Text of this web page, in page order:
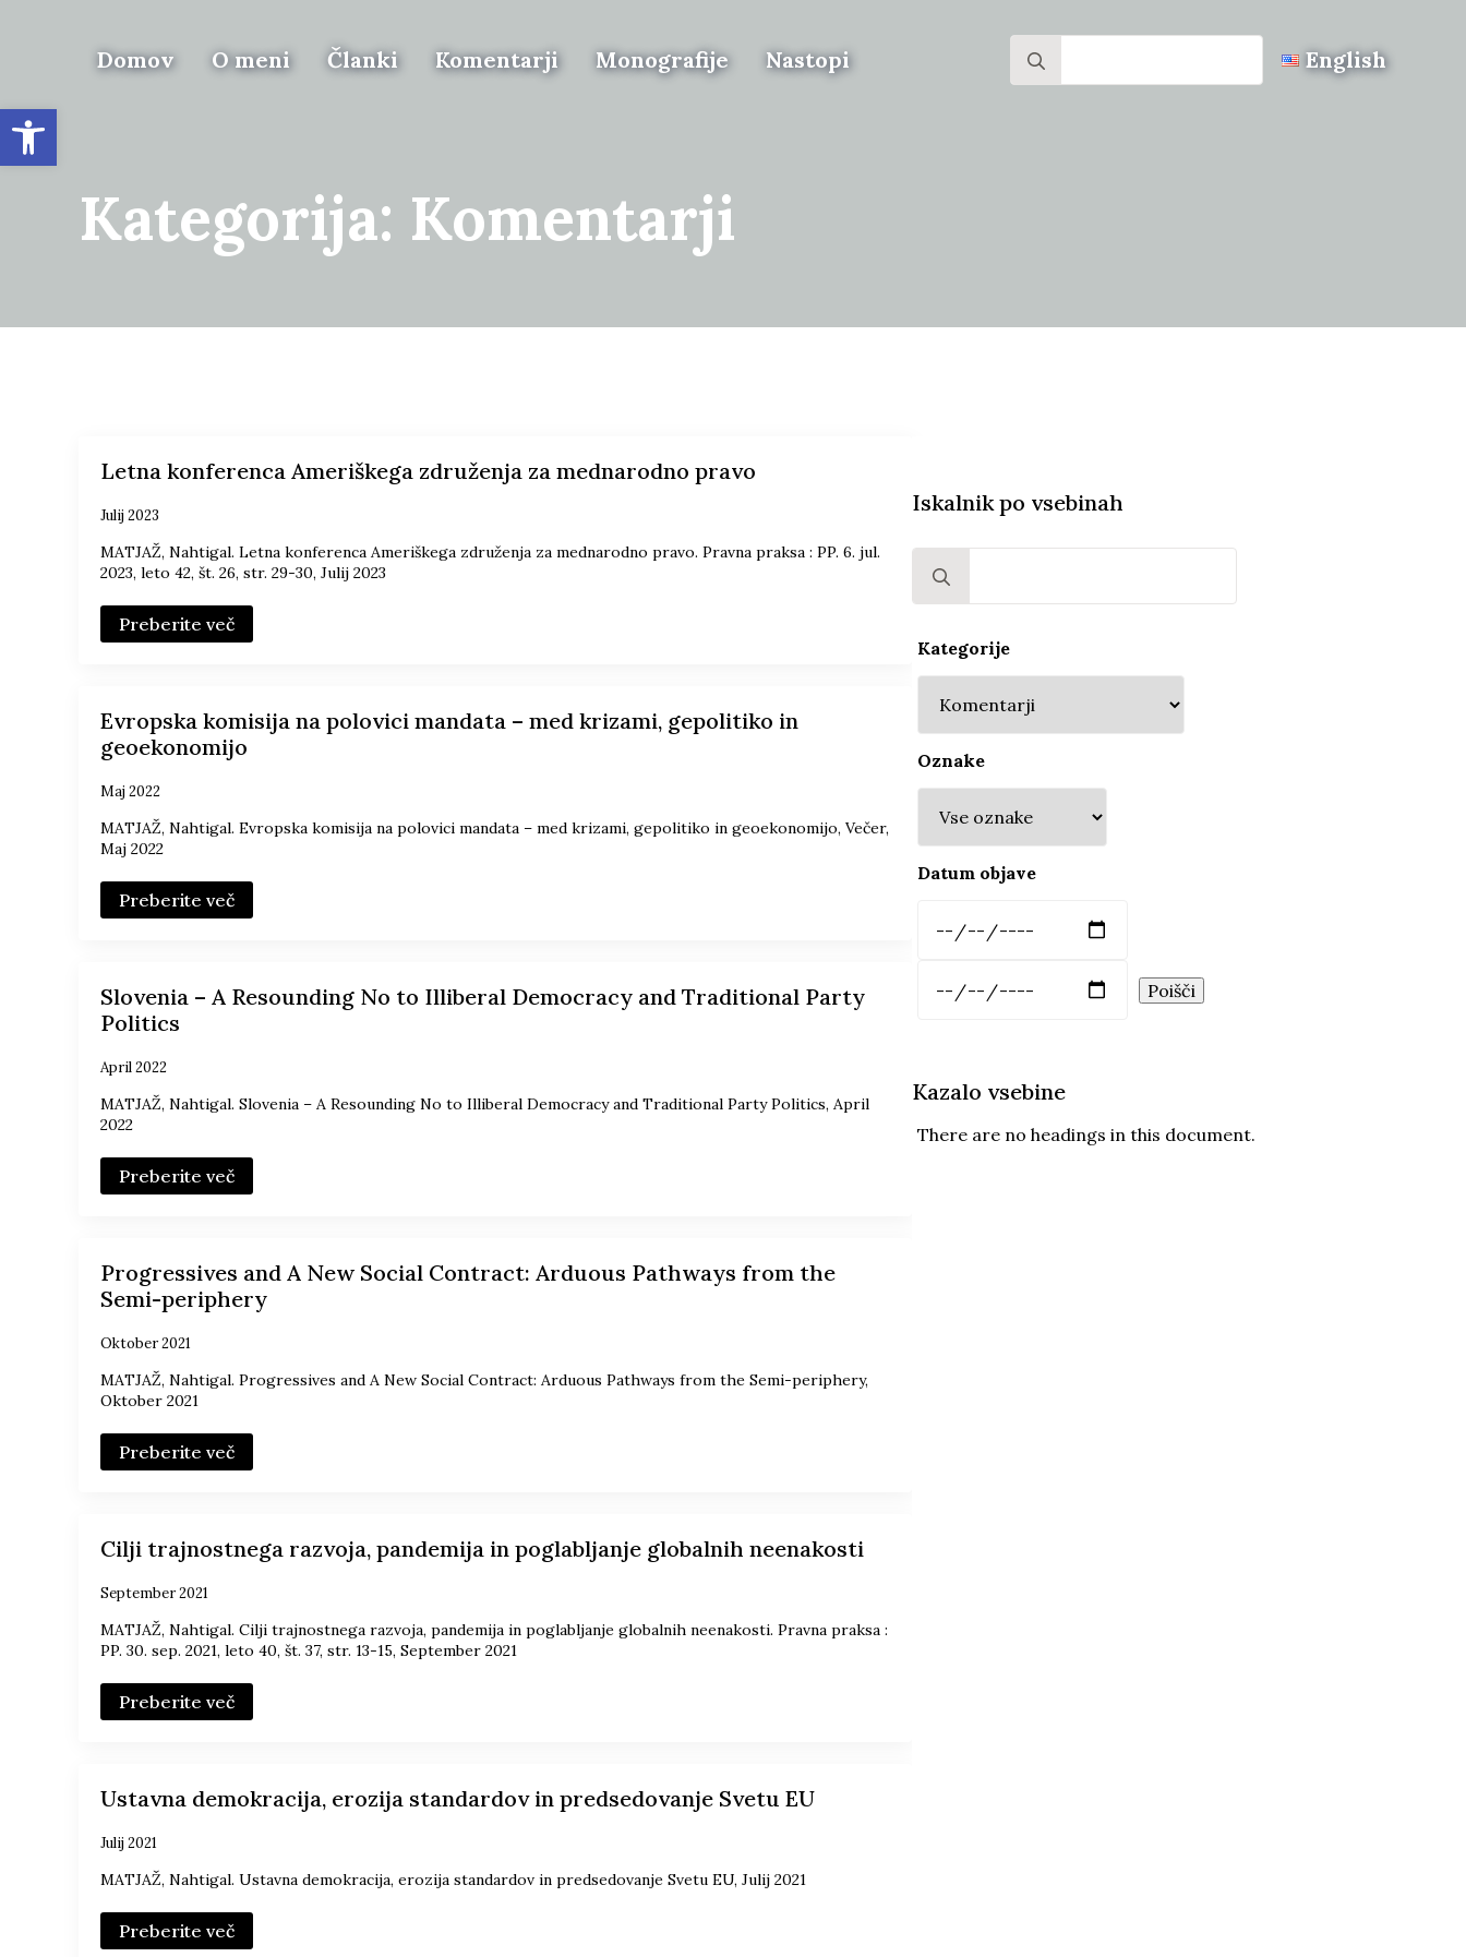
Open toolbar
Domov O meni Članki Komentarji Monografije Nastopi
Search
for:
English
Kategorija: Komentarji
Letna konferenca Ameriškega združenja za mednarodno pravo
Julij 2023
MATJAŽ, Nahtigal. Letna konferenca Ameriškega združenja za mednarodno pravo. Pravna praksa : PP. 6. jul.
2023, leto 42, št. 26, str. 29-30, Julij 2023
Preberite več
Evropska komisija na polovici mandata – med krizami, gepolitiko in
geoekonomijo
Maj 2022
MATJAŽ, Nahtigal. Evropska komisija na polovici mandata – med krizami, gepolitiko in geoekonomijo, Večer,
Maj 2022
Preberite več
Slovenia – A Resounding No to Illiberal Democracy and Traditional Party
Politics
April 2022
MATJAŽ, Nahtigal. Slovenia – A Resounding No to Illiberal Democracy and Traditional Party Politics, April
2022
Preberite več
Progressives and A New Social Contract: Arduous Pathways from the
Semi-periphery
Oktober 2021
MATJAŽ, Nahtigal. Progressives and A New Social Contract: Arduous Pathways from the Semi-periphery,
Oktober 2021
Preberite več
Cilji trajnostnega razvoja, pandemija in poglabljanje globalnih neenakosti
September 2021
MATJAŽ, Nahtigal. Cilji trajnostnega razvoja, pandemija in poglabljanje globalnih neenakosti. Pravna praksa :
PP. 30. sep. 2021, leto 40, št. 37, str. 13-15, September 2021
Preberite več
Ustavna demokracija, erozija standardov in predsedovanje Svetu EU
Julij 2021
MATJAŽ, Nahtigal. Ustavna demokracija, erozija standardov in predsedovanje Svetu EU, Julij 2021
Preberite več
Iskalnik po vsebinah
for:
Kategorije
Oznake
Datum objave
Kazalo vsebine
There are no headings in this document.